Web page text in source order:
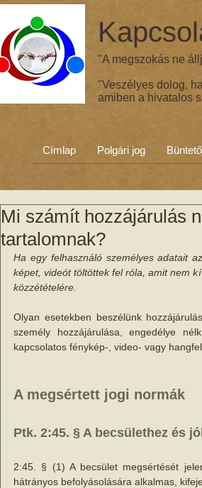
"A megszokás ne
"Veszélyes dolog,
amiben a hivatalos
Címlap Polgári jog
Mi számít hozzájárulás
tartalomnak?
Ha egy felhasználó személyes adatait
képet, videót töltöttek fel róla, amit nem
közzétételére.
Olyan esetekben beszélünk
személy hozzájárulása, engedélye
kapcsolatos fénykép-, video- vagy
A megsértett jogi normák
Ptk. 2:45. § A becsülethez és
2:45. § (1) A becsület megsértését
hátrányos befolyásolására alkalmas,